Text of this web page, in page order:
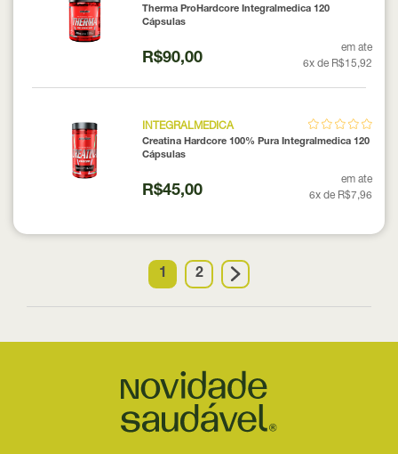
Therma ProHardcore Integralmedica 120
Cápsulas
R$90,00
em ate
6x de R$15,92
INTEGRALMEDICA
Creatina Hardcore 100% Pura Integralmedica 120
Cápsulas
R$45,00
em ate
6x de R$7,96
1 2